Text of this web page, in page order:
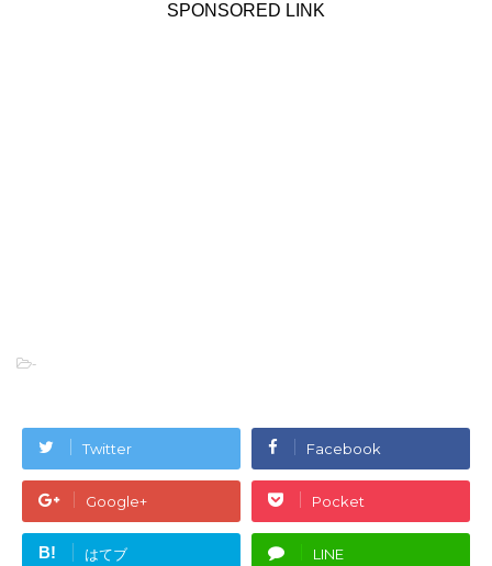
SPONSORED LINK
-
Twitter Facebook
Google+ Pocket
B! はてブ LINE